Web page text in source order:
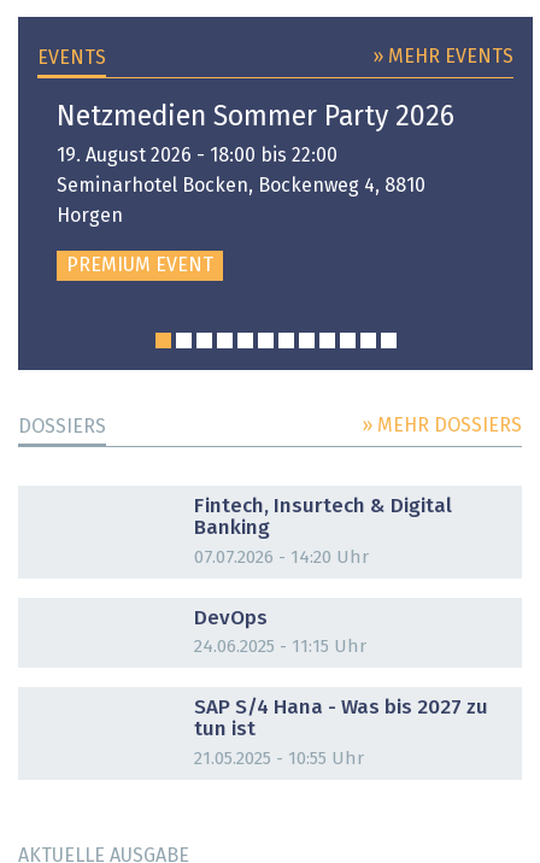
EVENTS » MEHR EVENTS
Netzmedien Sommer Party 2026
19. August 2026 - 18:00 bis 22:00
Seminarhotel Bocken, Bockenweg 4, 8810
Horgen
PREMIUM EVENT
DOSSIERS » MEHR DOSSIERS
Fintech, Insurtech & Digital
Banking
07.07.2026 - 14:20 Uhr
DevOps
24.06.2025 - 11:15 Uhr
SAP S/4 Hana - Was bis 2027 zu
tun ist
21.05.2025 - 10:55 Uhr
AKTUELLE AUSGABE